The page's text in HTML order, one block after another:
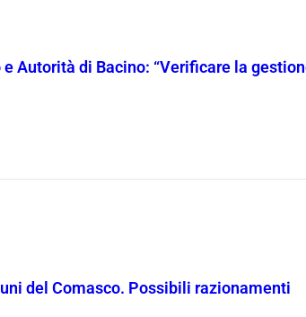
Autorità di Bacino: “Verificare la
del Comasco. Possibili razionamenti